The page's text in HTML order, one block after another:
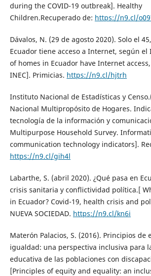
during the COVID-19 outbreak]. Healthy
Children.Recuperado de: https://n9.cl/
Dávalos, N. (29 de agosto 2020). Solo el
Ecuador tiene acceso a Internet, según el
of homes in Ecuador have Internet
INEC]. Primicias. https://n9.cl/hjtrh
Instituto Nacional de Estadísticas y
Nacional Multipropósito de Hogares.
tecnología de la información y
Multipurpose Household Survey.
communication technology indicators].
https://n9.cl/gih4l
Labarthe, S. (abril 2020). ¿Qué pasa en
crisis sanitaria y conflictividad política.[
in Ecuador? Covid-19, health crisis and
NUEVA SOCIEDAD. https://n9.cl/kn6i
Materón Palacios, S. (2016). Principios de
igualdad: una perspectiva inclusiva para
educativa de las poblaciones con
[Principles of equity and equality: an